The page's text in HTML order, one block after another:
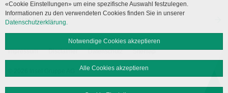
Social Media
Impressum Disclaimer Datenschutz Sitemap
«Cookie Einstellungen» um eine spezifische Auswahl festzulegen.
Informationen zu den verwendeten Cookies finden Sie in unserer
Datenschutzerklärung.
Notwendige Cookies akzeptieren
Alle Cookies akzeptieren